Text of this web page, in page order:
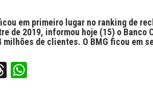
em primeiro lugar no ranking de
de 2019, informou hoje (15) o
milhões de clientes. O BMG ficou em
Threads